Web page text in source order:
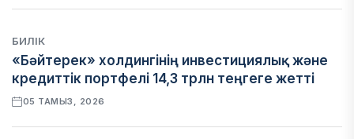
БИЛІК
«Бәйтерек» холдингінің инвестициялық және
кредиттік портфелі 14,3 трлн теңгеге жетті
05 ТАМЫЗ, 2026